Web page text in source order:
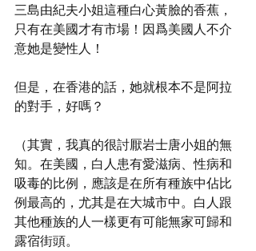
三島由紀夫小姐這種白心黃臉的香蕉，
只有在美國才有市場！因爲美國人不介
意她是變性人！
但是，在香港的話，她就根本不是阿拉
的對手，好嗎？
（其實，我真的很討厭岩士唐小姐的無
知。在美國，白人患有愛滋病、性病和
吸毒的比例，應該是在所有種族中佔比
例最高的，尤其是在大城市中。白人跟
其他種族的人一樣更有可能無家可歸和
露宿街頭。